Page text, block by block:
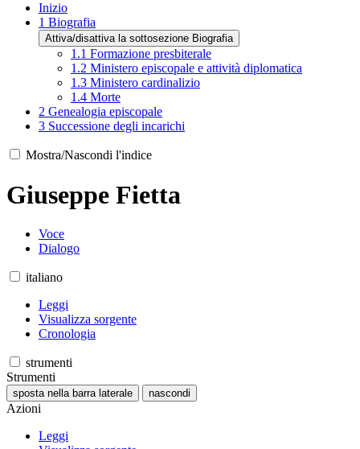
Inizio
1 Biografia
Attiva/disattiva la sottosezione Biografia
1.1 Formazione presbiterale
1.2 Ministero episcopale e attività diplomatica
1.3 Ministero cardinalizio
1.4 Morte
2 Genealogia episcopale
3 Successione degli incarichi
Mostra/Nascondi l'indice
Giuseppe Fietta
Voce
Dialogo
italiano
Leggi
Visualizza sorgente
Cronologia
strumenti
Strumenti
sposta nella barra laterale nascondi
Azioni
Leggi